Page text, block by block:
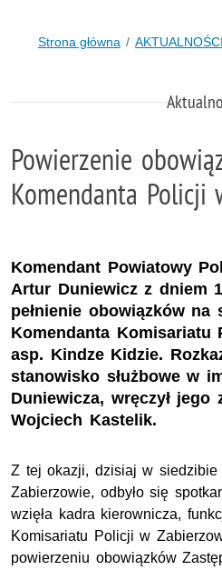
Strona główna AKTUALNOŚCI
Powierzenie
Komendanta Policji
Komendant Powiatowy
Artur Duniewicz z dniem
pełnienie obowiązków na
Komendanta Komisariatu
asp. Kindze Kidzie.
stanowisko służbowe w
Duniewicza, wręczył jego
Wojciech Kastelik.
Z tej okazji, dzisiaj w
Zabierzowie, odbyło się
wzięła kadra kierownicza,
Komisariatu Policji w
powierzeniu obowiązków